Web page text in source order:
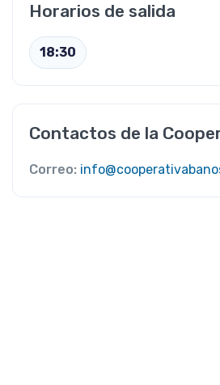
Horarios de salida
18:30
Contactos de la
Correo: